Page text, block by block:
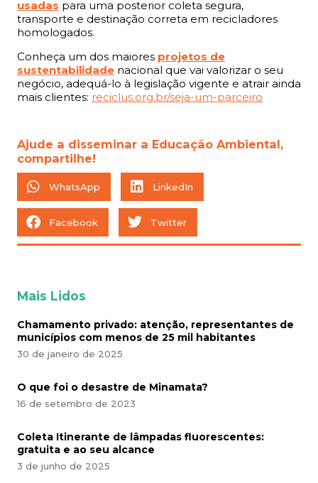
usadas para uma posterior coleta segura,
transporte e destinação correta em recicladores
homologados.
Conheça um dos maiores projetos de
sustentabilidade nacional que vai valorizar o seu
negócio, adequá-lo à legislação vigente e atrair ainda
mais clientes: reciclus.org.br/seja-um-parceiro
Ajude a disseminar a Educação Ambiental,
compartilhe!
WhatsApp LinkedIn
Facebook Twitter
Mais Lidos
Chamamento privado: atenção, representantes de
municípios com menos de 25 mil habitantes
30 de janeiro de 2025
O que foi o desastre de Minamata?
16 de setembro de 2023
Coleta Itinerante de lâmpadas fluorescentes:
gratuita e ao seu alcance
3 de junho de 2025